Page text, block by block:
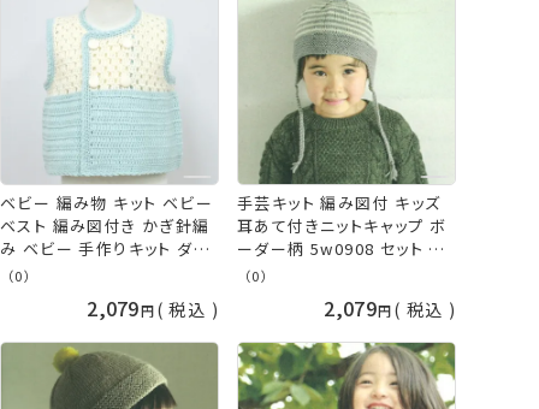
ベビー 編み物 キット ベビー
ベスト 編み図付き かぎ針編
み ベビー 手作りキット ダル
マ 手芸の山久
（0）
2,079 税込
手芸キット 編み図付 キッズ
耳あて付きニットキャップ ボ
ーダー柄 5w0908 セット 棒
針 編み 棒針編み 冬物 秋冬
供 帽子 ニット帽 おしゃれ 横
田 DARUMA ダルマ 手芸の
山久
（0）
2,079 税込